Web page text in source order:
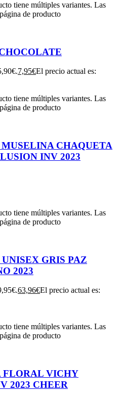
tiene múltiples variantes. Las
de producto
7,95€El precio actual es:
tiene múltiples variantes. Las
de producto
CHAQUETA
INV 2023
tiene múltiples variantes. Las
de producto
GRIS PAZ
2023
63,96€El precio actual es:
tiene múltiples variantes. Las
de producto
FLORAL VICHY
2023 CHEER